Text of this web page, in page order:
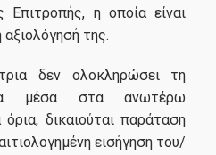
e-Class
Επιτροπής, η οποία είναι
αξιολόγησή της.
δεν ολοκληρώσει τη
μέσα στα ανωτέρω
δικαιούται παράταση
εισήγηση του/